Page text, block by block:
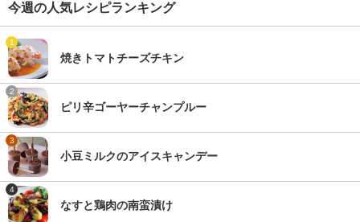
今週の人気レシピランキング
1
焼きトマトチーズチキン
2
ピリ辛ゴーヤーチャンプルー
3
小豆ミルクのアイスキャンデー
4
なすと鶏肉の南蛮漬け